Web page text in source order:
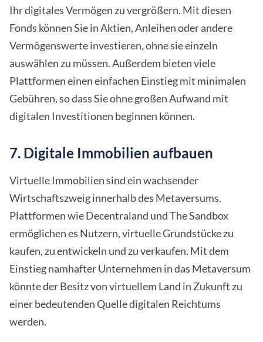
Ihr digitales Vermögen zu vergrößern. Mit diesen
Fonds können Sie in Aktien, Anleihen oder andere
Vermögenswerte investieren, ohne sie einzeln
auswählen zu müssen. Außerdem bieten viele
Plattformen einen einfachen Einstieg mit minimalen
Gebühren, so dass Sie ohne großen Aufwand mit
digitalen Investitionen beginnen können.
7. Digitale Immobilien aufbauen
Virtuelle Immobilien sind ein wachsender
Wirtschaftszweig innerhalb des Metaversums.
Plattformen wie Decentraland und The Sandbox
ermöglichen es Nutzern, virtuelle Grundstücke zu
kaufen, zu entwickeln und zu verkaufen. Mit dem
Einstieg namhafter Unternehmen in das Metaversum
könnte der Besitz von virtuellem Land in Zukunft zu
einer bedeutenden Quelle digitalen Reichtums
werden.